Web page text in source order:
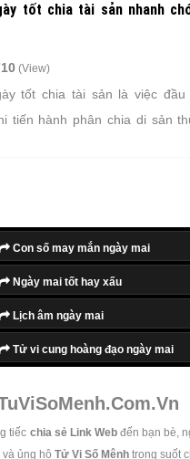
tốt chia tài sản nhanh
(View)
tốt chia tài sản là việc đầu
tiến hành phân chia di sản
Con số may mắn ngày mai
Ngày mai tốt hay xấu
Lịch âm ngày mai
Tử vi cung hoàng đạo ngày mai
tiếc chia sẻ Link Webđến bạn bè,
ủng hộ Tử Vi Số Mệnh trong suốt